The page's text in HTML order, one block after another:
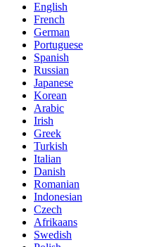
English
French
German
Portuguese
Spanish
Russian
Japanese
Korean
Arabic
Irish
Greek
Turkish
Italian
Danish
Romanian
Indonesian
Czech
Afrikaans
Swedish